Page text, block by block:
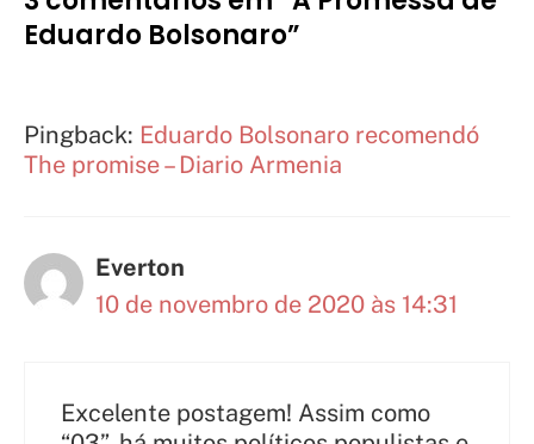
Eduardo Bolsonaro”
Pingback: Eduardo Bolsonaro recomendó
The promise – Diario Armenia
Everton
10 de novembro de 2020 às 14:31
Excelente postagem! Assim como